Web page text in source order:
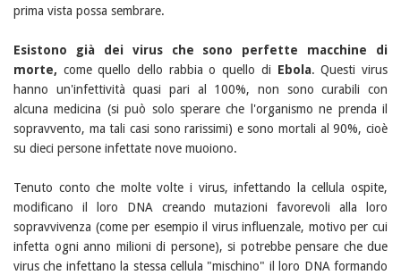
prima vista possa sembrare.
Esistono già dei virus che sono perfette macchine di
morte, come quello dello rabbia o quello di Ebola. Questi virus
hanno un'infettività quasi pari al 100%, non sono curabili con
alcuna medicina (si può solo sperare che l'organismo ne prenda il
sopravvento, ma tali casi sono rarissimi) e sono mortali al 90%, cioè
su dieci persone infettate nove muoiono.
Tenuto conto che molte volte i virus, infettando la cellula ospite,
modificano il loro DNA creando mutazioni favorevoli alla loro
sopravvivenza (come per esempio il virus influenzale, motivo per cui
infetta ogni anno milioni di persone), si potrebbe pensare che due
virus che infettano la stessa cellula "mischino" il loro DNA formando